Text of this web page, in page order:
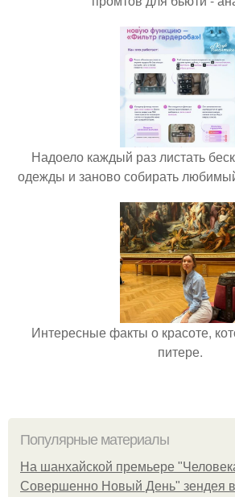
Надоело каждый раз листать
одежды и заново собирать
Интересные факты о красоте,
питере.
Популярные материалы
На шанхайской премьере
Совершенно Новый День" зендея